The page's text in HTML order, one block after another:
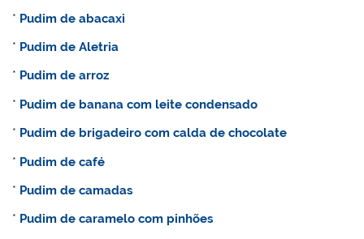
* Pudim de abacaxi
* Pudim deAletria
* Pudim de arroz
* Pudim de banana com leite condensado
* Pudim de brigadeiro com calda de chocolate
* Pudim de café
* Pudim de camadas
* Pudim de caramelo com pinhões